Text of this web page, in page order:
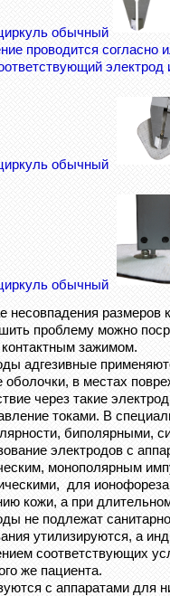
обычный
проводится согласно
обычный
обычный
размеров
проблему можно
зажимом.
адгезивные
оболочки, в местах
через такие
токами. В
биполярными,
электродов с
монополярным
для
кожи, а при
не подлежат
утилизируются, а
соответствующих
же пациента.
с аппаратами для